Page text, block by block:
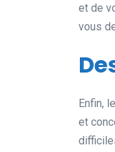
et de
vous
Enfin,
et